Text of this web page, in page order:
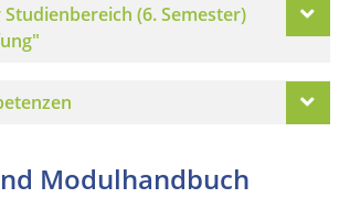
(6. Semester)
Modulhandbuch